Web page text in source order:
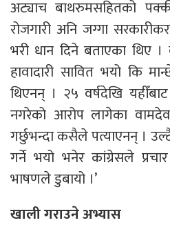
अट्याच बाथरुमसहितको
रोजगारी अनि जग्गा
भरी धान दिने बताएका थिए
हावादारी सावित भयो कि
थिएनन् । २५ वर्षदेखि
नगरेको आरोप लागेका
गर्छुभन्दा कसैले पत्याएनन् ।
गर्ने भयो भनेर कांग्रेसले
भाषणले डुबायो ।’
खाली गराउने अभ्यास